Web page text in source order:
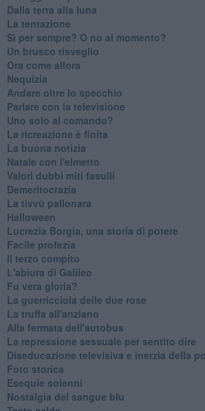
Dalla terra alla luna
La tentazione
​Sì per sempre? O no al momento?
Un brusco risveglio
Ora come allora
Nequizia
Andare oltre lo specchio
Parlare con la televisione
Uno solo al comando?
La ricreazione è finita
La buona notizia
Natale con l'elmetto
Valori dubbi miti fasulli
Demeritocrazia
La tivvù pallonara
Halloween
​Lucrezia Borgia, una storia di potere
Facile profezia
Il terzo compito
L'abiura di Galileo
Fu vera gloria?
La guerricciola delle due rose
La truffa all'anziano
Alla fermata dell'autobus
La repressione sessuale per sentito dire
Diseducazione televisiva e inerzia della
Foto storica
Esequie solenni
Nostalgia del sangue blu